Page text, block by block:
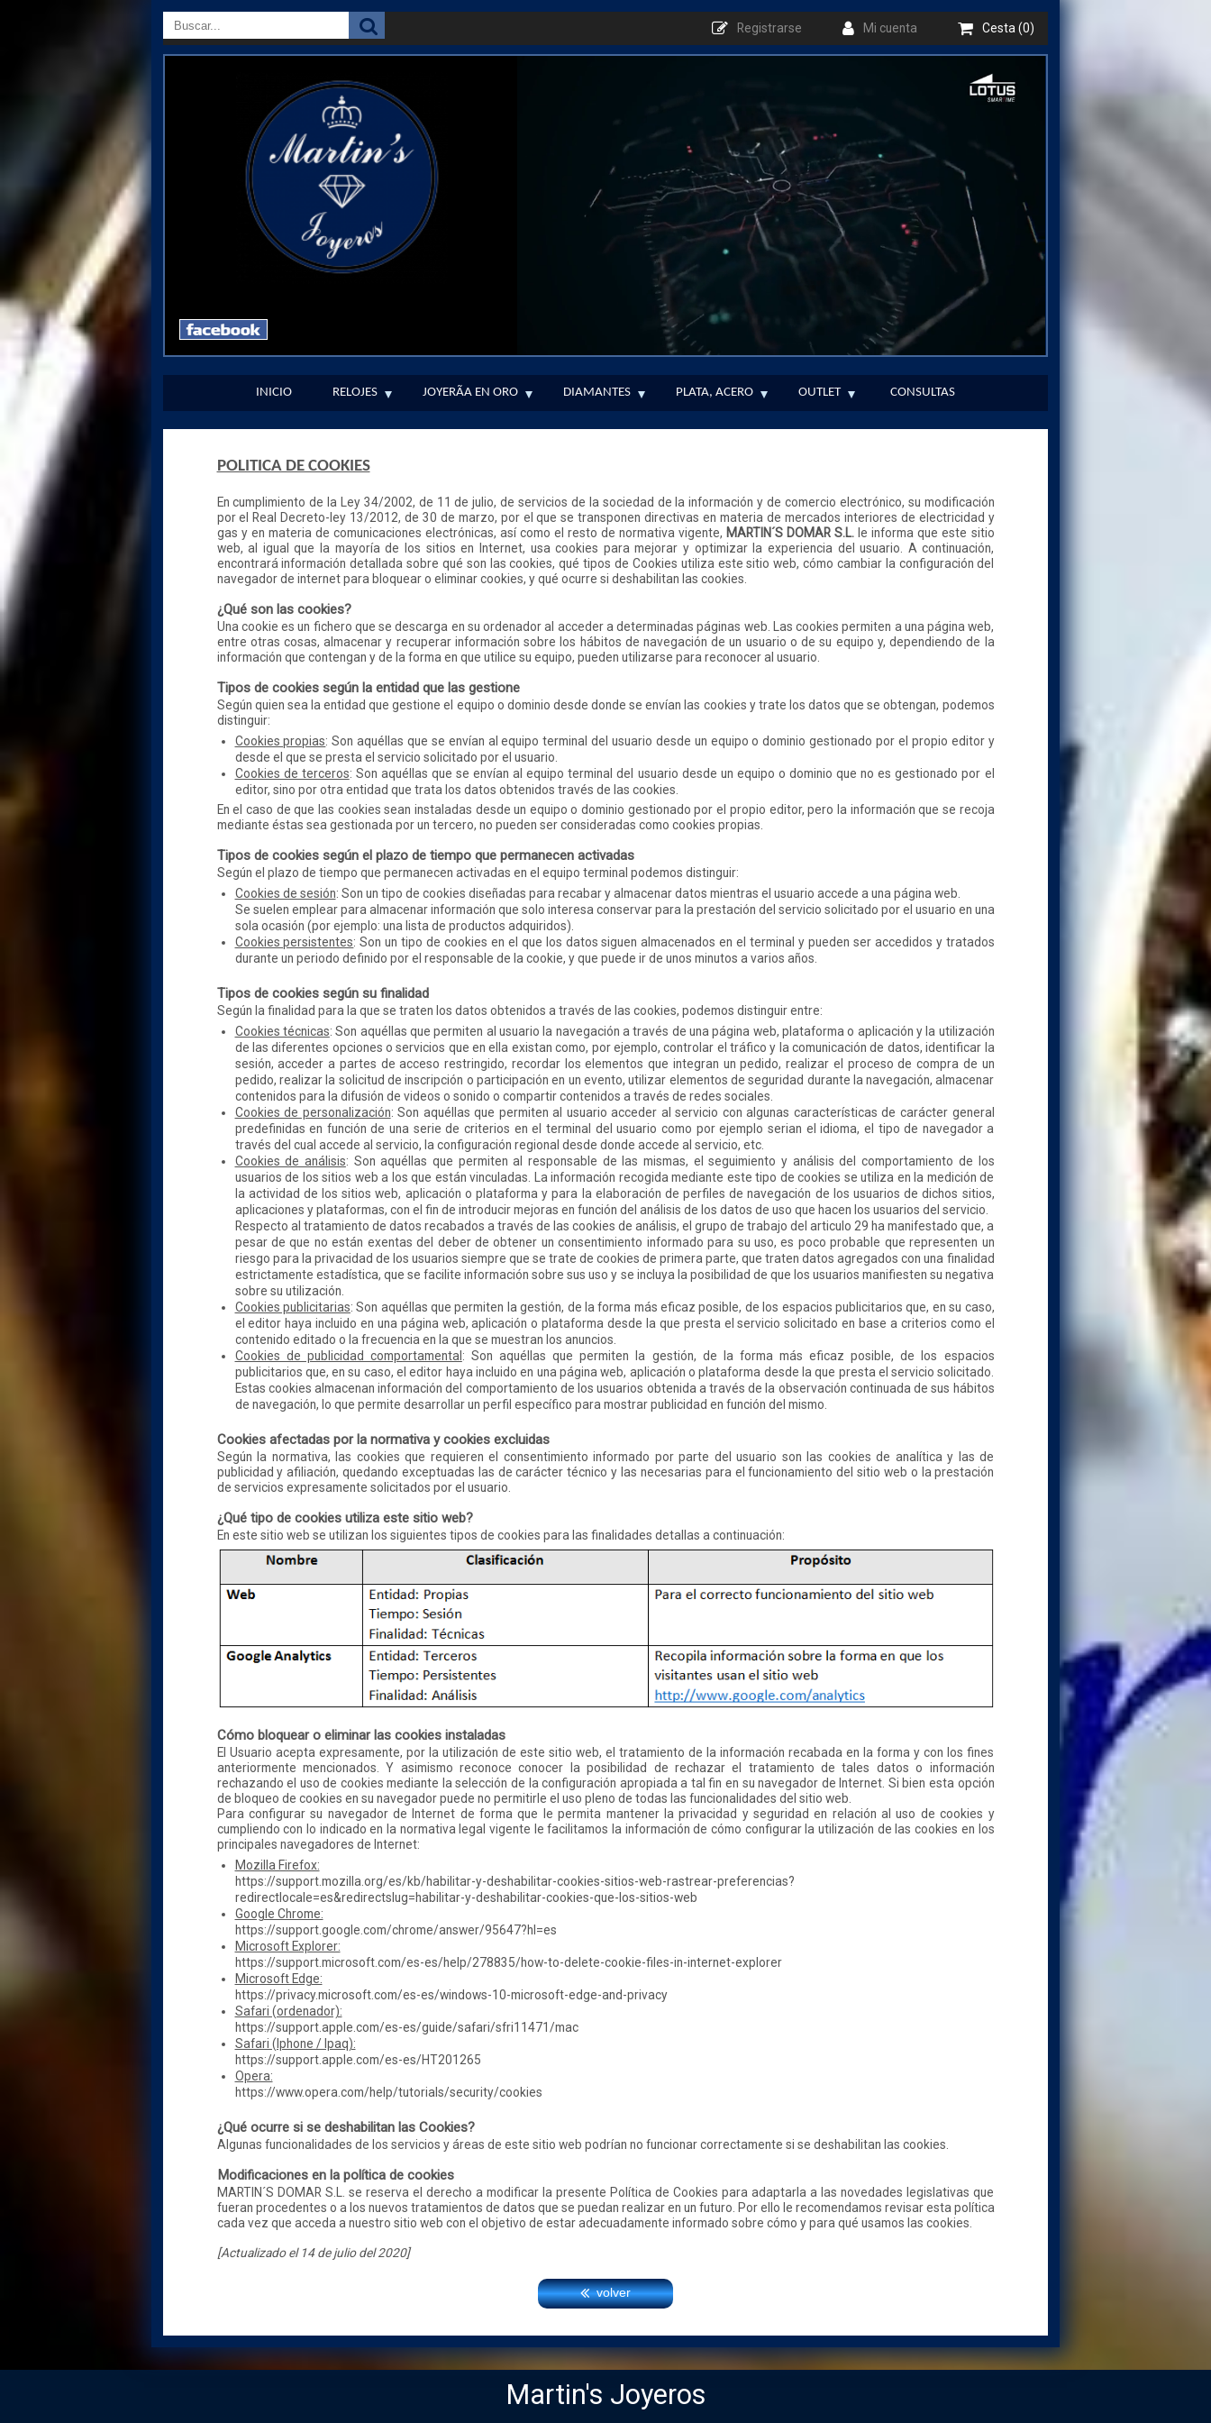
Cesta (0)
Mi cuenta
Registrarse
INICIO RELOJES JOYERÃ­A EN ORO DIAMANTES PLATA, ACERO OUTLET CONSULTAS
POLITICA DE COOKIES
En cumplimiento de la Ley 34/2002, de 11 de julio, de servicios de la sociedad de la información y de comercio electrónico, su modificación
por el Real Decreto-ley 13/2012, de 30 de marzo, por el que se transponen directivas en materia de mercados interiores de electricidad y
gas y en materia de comunicaciones electrónicas, así como el resto de normativa vigente, MARTIN´S DOMAR S.L. le informa que este sitio
web, al igual que la mayoría de los sitios en Internet, usa cookies para mejorar y optimizar la experiencia del usuario. A continuación,
encontrará información detallada sobre qué son las cookies, qué tipos de Cookies utiliza este sitio web, cómo cambiar la configuración del
navegador de internet para bloquear o eliminar cookies, y qué ocurre si deshabilitan las cookies.
¿Qué son las cookies?
Una cookie es un fichero que se descarga en su ordenador al acceder a determinadas páginas web. Las cookies permiten a una página web,
entre otras cosas, almacenar y recuperar información sobre los hábitos de navegación de un usuario o de su equipo y, dependiendo de la
información que contengan y de la forma en que utilice su equipo, pueden utilizarse para reconocer al usuario.
Tipos de cookies según la entidad que las gestione
Según quien sea la entidad que gestione el equipo o dominio desde donde se envían las cookies y trate los datos que se obtengan, podemos
distinguir:
Cookies propias: Son aquéllas que se envían al equipo terminal del usuario desde un equipo o dominio gestionado por el propio editor y
desde el que se presta el servicio solicitado por el usuario.
Cookies de terceros: Son aquéllas que se envían al equipo terminal del usuario desde un equipo o dominio que no es gestionado por el
editor, sino por otra entidad que trata los datos obtenidos través de las cookies.
En el caso de que las cookies sean instaladas desde un equipo o dominio gestionado por el propio editor, pero la información que se recoja
mediante éstas sea gestionada por un tercero, no pueden ser consideradas como cookies propias.
Tipos de cookies según el plazo de tiempo que permanecen activadas
Según el plazo de tiempo que permanecen activadas en el equipo terminal podemos distinguir:
Cookies de sesión: Son un tipo de cookies diseñadas para recabar y almacenar datos mientras el usuario accede a una página web.
Se suelen emplear para almacenar información que solo interesa conservar para la prestación del servicio solicitado por el usuario en una
sola ocasión (por ejemplo: una lista de productos adquiridos).
Cookies persistentes: Son un tipo de cookies en el que los datos siguen almacenados en el terminal y pueden ser accedidos y tratados
durante un periodo definido por el responsable de la cookie, y que puede ir de unos minutos a varios años.
Tipos de cookies según su finalidad
Según la finalidad para la que se traten los datos obtenidos a través de las cookies, podemos distinguir entre:
Cookies técnicas: Son aquéllas que permiten al usuario la navegación a través de una página web, plataforma o aplicación y la utilización
de las diferentes opciones o servicios que en ella existan como, por ejemplo, controlar el tráfico y la comunicación de datos, identificar la
sesión, acceder a partes de acceso restringido, recordar los elementos que integran un pedido, realizar el proceso de compra de un
pedido, realizar la solicitud de inscripción o participación en un evento, utilizar elementos de seguridad durante la navegación, almacenar
contenidos para la difusión de videos o sonido o compartir contenidos a través de redes sociales.
Cookies de personalización: Son aquéllas que permiten al usuario acceder al servicio con algunas características de carácter general
predefinidas en función de una serie de criterios en el terminal del usuario como por ejemplo serian el idioma, el tipo de navegador a
través del cual accede al servicio, la configuración regional desde donde accede al servicio, etc.
Cookies de análisis: Son aquéllas que permiten al responsable de las mismas, el seguimiento y análisis del comportamiento de los
usuarios de los sitios web a los que están vinculadas. La información recogida mediante este tipo de cookies se utiliza en la medición de
la actividad de los sitios web, aplicación o plataforma y para la elaboración de perfiles de navegación de los usuarios de dichos sitios,
aplicaciones y plataformas, con el fin de introducir mejoras en función del análisis de los datos de uso que hacen los usuarios del servicio.
Respecto al tratamiento de datos recabados a través de las cookies de análisis, el grupo de trabajo del articulo 29 ha manifestado que, a
pesar de que no están exentas del deber de obtener un consentimiento informado para su uso, es poco probable que representen un
riesgo para la privacidad de los usuarios siempre que se trate de cookies de primera parte, que traten datos agregados con una finalidad
estrictamente estadística, que se facilite información sobre sus uso y se incluya la posibilidad de que los usuarios manifiesten su negativa
sobre su utilización.
Cookies publicitarias: Son aquéllas que permiten la gestión, de la forma más eficaz posible, de los espacios publicitarios que, en su caso,
el editor haya incluido en una página web, aplicación o plataforma desde la que presta el servicio solicitado en base a criterios como el
contenido editado o la frecuencia en la que se muestran los anuncios.
Cookies de publicidad comportamental : Son aquéllas que permiten la gestión, de la forma más eficaz posible, de los espacios
publicitarios que, en su caso, el editor haya incluido en una página web, aplicación o plataforma desde la que presta el servicio solicitado.
Estas cookies almacenan información del comportamiento de los usuarios obtenida a través de la observación continuada de sus hábitos
de navegación, lo que permite desarrollar un perfil específico para mostrar publicidad en función del mismo.
Cookies afectadas por la normativa y cookies excluidas
Según la normativa, las cookies que requieren el consentimiento informado por parte del usuario son las cookies de analítica y las de
publicidad y afiliación, quedando exceptuadas las de carácter técnico y las necesarias para el funcionamiento del sitio web o la prestación
de servicios expresamente solicitados por el usuario.
¿Qué tipo de cookies utiliza este sitio web?
En este sitio web se utilizan los siguientes tipos de cookies para las finalidades detallas a continuación:
Cómo bloquear o eliminar las cookies instaladas
El Usuario acepta expresamente, por la utilización de este sitio web, el tratamiento de la información recabada en la forma y con los fines
anteriormente mencionados. Y asimismo reconoce conocer la posibilidad de rechazar el tratamiento de tales datos o información
rechazando el uso de cookies mediante la selección de la configuración apropiada a tal fin en su navegador de Internet. Si bien esta opción
de bloqueo de cookies en su navegador puede no permitirle el uso pleno de todas las funcionalidades del sitio web.
Para configurar su navegador de Internet de forma que le permita mantener la privacidad y seguridad en relación al uso de cookies y
cumpliendo con lo indicado en la normativa legal vigente le facilitamos la información de cómo configurar la utilización de las cookies en los
principales navegadores de Internet:
Mozilla Firefox:
https://support.mozilla.org/es/kb/habilitar-y-deshabilitar-cookies-sitios-web-rastrear-preferencias?
redirectlocale=es&redirectslug=habilitar-y-deshabilitar-cookies-que-los-sitios-web
Google Chrome:
https://support.google.com/chrome/answer/95647?hl=es
Microsoft Explorer:
https://support.microsoft.com/es-es/help/278835/how-to-delete-cookie-files-in-internet-explorer
Microsoft Edge:
https://privacy.microsoft.com/es-es/windows-10-microsoft-edge-and-privacy
Safari (ordenador):
https://support.apple.com/es-es/guide/safari/sfri11471/mac
Safari (Iphone / Ipaq):
https://support.apple.com/es-es/HT201265
Opera:
https://www.opera.com/help/tutorials/security/cookies
¿Qué ocurre si se deshabilitan las Cookies?
Algunas funcionalidades de los servicios y áreas de este sitio web podrían no funcionar correctamente si se deshabilitan las cookies.
Modificaciones en la política de cookies
MARTIN´S DOMAR S.L. se reserva el derecho a modificar la presente Política de Cookies para adaptarla a las novedades legislativas que
fueran procedentes o a los nuevos tratamientos de datos que se puedan realizar en un futuro. Por ello le recomendamos revisar esta política
cada vez que acceda a nuestro sitio web con el objetivo de estar adecuadamente informado sobre cómo y para qué usamos las cookies.
[Actualizado el 14 de julio del 2020]
volver
Martin's Joyeros